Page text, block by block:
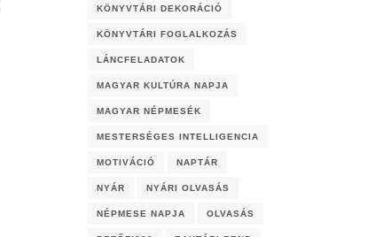
KÖNYVTÁRI DEKORÁCIÓ
KÖNYVTÁRI FOGLALKOZÁS
LÁNCFELADATOK
MAGYAR KULTÚRA NAPJA
MAGYAR NÉPMESÉK
MESTERSÉGES INTELLIGENCIA
MOTIVÁCIÓ NAPTÁR
NYÁR NYÁRI OLVASÁS
NÉPMESE NAPJA OLVASÁS